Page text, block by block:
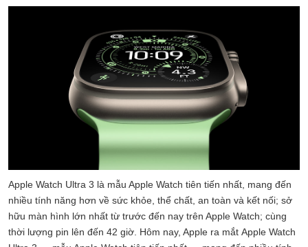
Apple Watch Ultra 3 là mẫu Apple Watch tiên tiến nhất, mang đến
nhiều tính năng hơn về sức khỏe, thể chất, an toàn và kết nối; sở
hữu màn hình lớn nhất từ trước đến nay trên Apple Watch; cùng
thời lượng pin lên đến 42 giờ. Hôm nay, Apple ra mắt Apple Watch